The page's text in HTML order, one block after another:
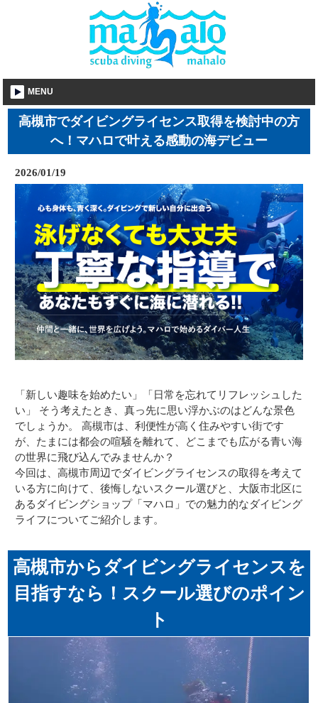
MENU
高槻市でダイビングライセンス取得を検討中の方
へ！マハロで叶える感動の海デビュー
2026/01/19
「新しい趣味を始めたい」「日常を忘れてリフレッシュした
い」 そう考えたとき、真っ先に思い浮かぶのはどんな景色
でしょうか。 高槻市は、利便性が高く住みやすい街です
が、たまには都会の喧騒を離れて、どこまでも広がる青い海
の世界に飛び込んでみませんか？
今回は、高槻市周辺でダイビングライセンスの取得を考えて
いる方に向けて、後悔しないスクール選びと、大阪市北区に
あるダイビングショップ「マハロ」での魅力的なダイビング
ライフについてご紹介します。
高槻市からダイビングライセンスを
目指すなら！スクール選びのポイン
ト